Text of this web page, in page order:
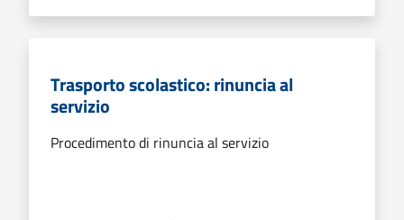
Trasporto scolastico: rinuncia al
servizio
Procedimento di rinuncia al servizio